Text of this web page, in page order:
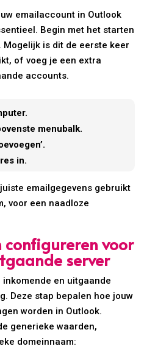
emailaccount in Outlook
Begin met het starten
Mogelijk is dit de eerste keer
of voeg je een extra
accounts.
menubalk.
in.
emailgegevens gebruikt
voor een naadloze
configureren voor
server
en uitgaande
Deze stap bepalen hoe jouw
worden in Outlook.
generieke waarden,
domeinnaam: